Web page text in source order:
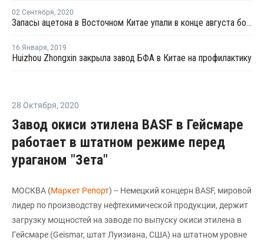
02 Сентября, 2020
Запасы ацетона в Восточном Китае упали в конце августа более чем на четверть
16 Января, 2019
Huizhou Zhongxin закрыла завод БФА в Китае на профилактику
28 Октября, 2020
Завод окиси этилена BASF в Гейсмаре
работает в штатном режиме перед
ураганом "Зета"
МОСКВА (Маркет Репорт) -- Немецкий концерн BASF, мировой
лидер по производству нефтехимической продукции, держит
загрузку мощностей на заводе по выпуску окиси этилена в
Гейсмаре (Geismar, штат Луизиана, США) на штатном уровне